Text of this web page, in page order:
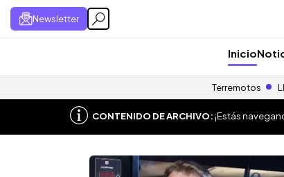
Newsletter
Inicio
Terremotos
CONTENIDO DE ARCHIVO:¡Estás